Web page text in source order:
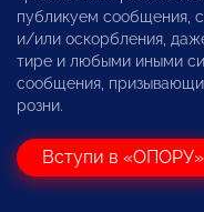
публикуем сообщения,
и/или оскорбления,
тире и любыми иными
сообщения,
розни.
Вступи в «ОПОРУ»